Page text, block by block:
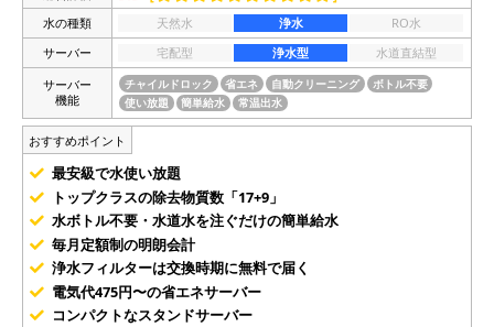
水の種類 天然水 浄水
RO水
サーバー
宅配型 浄水型
水道直結型
サーバー
機能
チャイルドロック 省エネ 自動クリーニング
ボトル不要
使い放題
簡単給水 常温出水
おすすめポイント
最安級で水使い放題
トップクラスの除去物質数「17+9」
水ボトル不要・水道水を注ぐだけの簡単給水
毎月定額制の明朗会計
浄水フィルターは交換時期に無料で届く
電気代475円〜の省エネサーバー
コンパクトなスタンドサーバー